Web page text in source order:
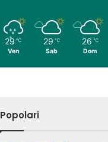
29 ℃
Ven
29 ℃
Sab
26 ℃
Dom
Popolari